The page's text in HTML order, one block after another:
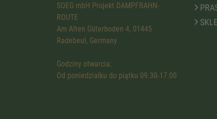
SOEG mbH Projekt DAMPFBAHN-
ROUTE
Am Alten Güterboden 4, 01445
Radebeul, Germany
Godziny otwarcia:
Od poniedziałku do piątku 09.30-17.00